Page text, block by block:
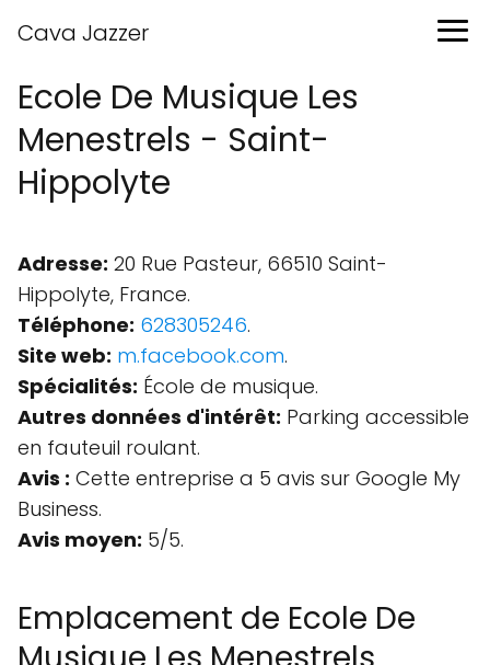
Cava Jazzer
Ecole De Musique Les
Menestrels - Saint-
Hippolyte
Adresse: 20 Rue Pasteur, 66510 Saint-
Hippolyte, France.
Téléphone: 628305246.
Site web: m.facebook.com.
Spécialités: École de musique.
Autres données d'intérêt: Parking accessible
en fauteuil roulant.
Avis : Cette entreprise a 5 avis sur Google My
Business.
Avis moyen: 5/5.
Emplacement de Ecole De